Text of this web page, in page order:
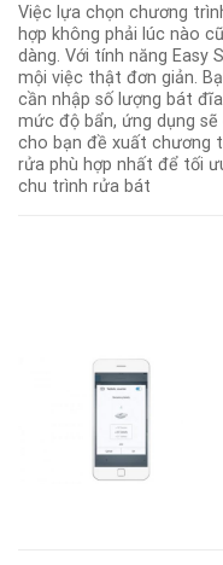
Việc lựa chọn chương
hợp không phải lúc nào
dàng. Với tính năng Easy
mội việc thật đơn giản.
cần nhập số lượng bát
mức độ bẩn, ứng dụng
cho bạn đề xuất chương
rửa phù hợp nhất để tối
chu trình rửa bát